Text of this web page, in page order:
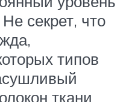
секрет, что
типов
ткани